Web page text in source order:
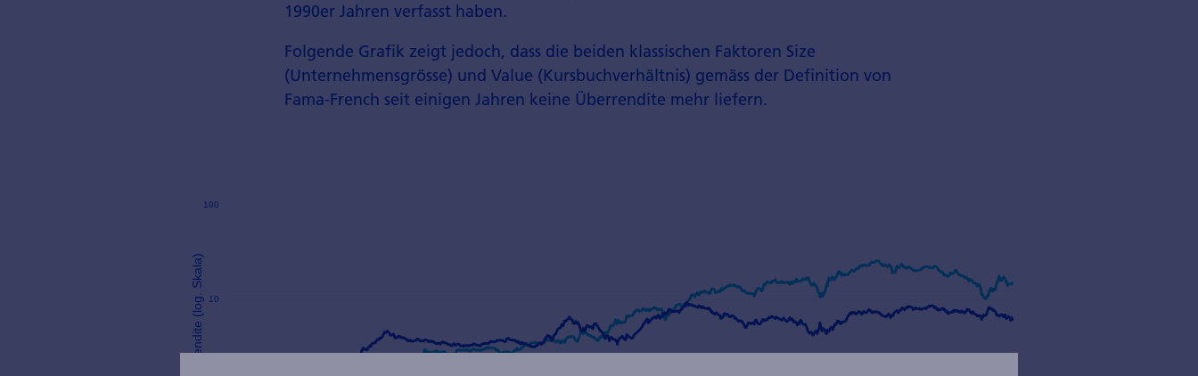
1990er Jahren verfasst haben.
Folgende Grafik zeigt jedoch, dass die beiden klassischen Faktoren Size
(Unternehmensgrösse) und Value (Kursbuchverhältnis) gemäss der Definition von
Fama-French seit einigen Jahren keine Überrendite mehr liefern.